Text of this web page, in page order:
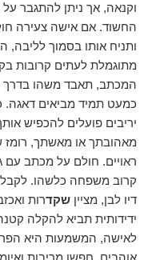
וקנאה, אך ניתן להתגבר
החשוד. אם אישה צעירה
ותניח אותו בסמוך
מתוגמלת לעתים קרובות
המכתב, תאבד משהו בדרך
כמעט תמיד מביאים דאגה.
יריבים פועלים להכפיש
מאהובתך או מאשתך, רומז
ראויים. חולם על מכתב
קרוב משפחה כלשהו.
דיו לבן, מצייןשקדרות
ידידותית תביא להקלה
לאישה, המשמעות היא